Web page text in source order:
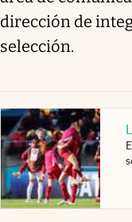
dirección de
selección.